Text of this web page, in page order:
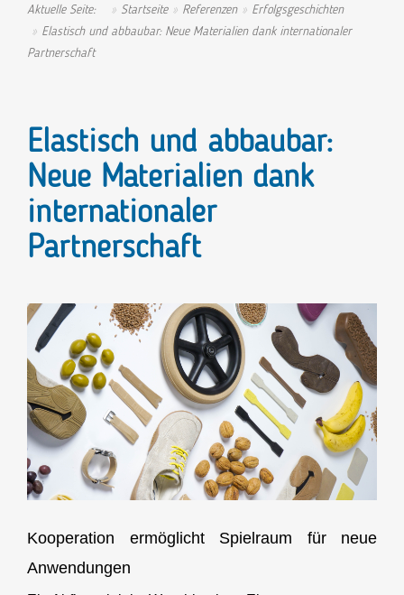
Aktuelle Seite: Startseite Referenzen
Erfolgsgeschichten
Elastisch und abbaubar: Neue Materialien dank internationaler
Partnerschaft
Elastisch und abbaubar:
Neue Materialien dank
internationaler
Partnerschaft
Kooperation ermöglicht Spielraum für neue
Anwendungen